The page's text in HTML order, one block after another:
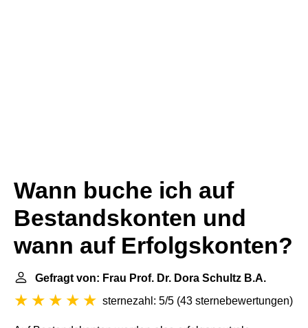
Wann buche ich auf
Bestandskonten und
wann auf Erfolgskonten?
Gefragt von: Frau Prof. Dr. Dora Schultz B.A.
sternezahl: 5/5 (43 sternebewertungen)